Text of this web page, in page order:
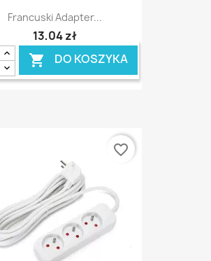
Francuski Adapter...
13,04 zł
 DO KOSZYKA
favorite_border